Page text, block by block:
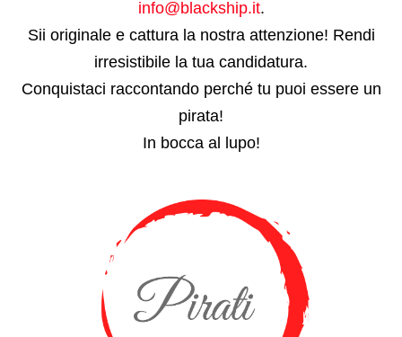
info@blackship.it.
Sii originale e cattura la nostra attenzione! Rendi
irresistibile la tua candidatura.
Conquistaci raccontando perché tu puoi essere un
pirata!
In bocca al lupo!